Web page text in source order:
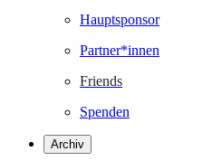
Hauptsponsor
Partner*innen
Friends
Spenden
Archiv